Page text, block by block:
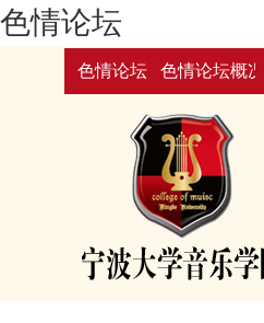
色情论坛
色情论坛 色情论坛概况